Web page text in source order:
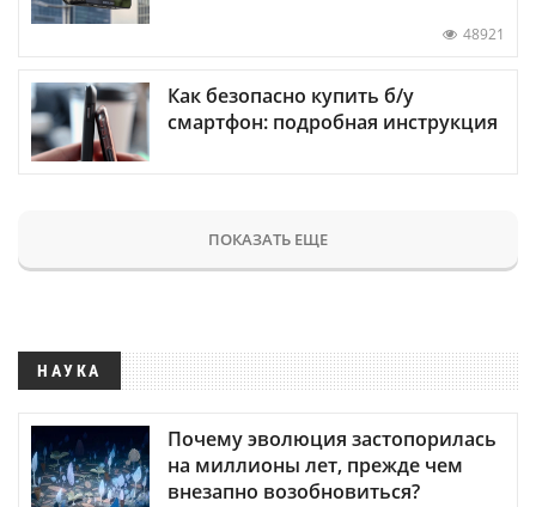
48921
Как безопасно купить б/у
смартфон: подробная инструкция
ПОКАЗАТЬ ЕЩЕ
НАУКА
Почему эволюция застопорилась
на миллионы лет, прежде чем
внезапно возобновиться?